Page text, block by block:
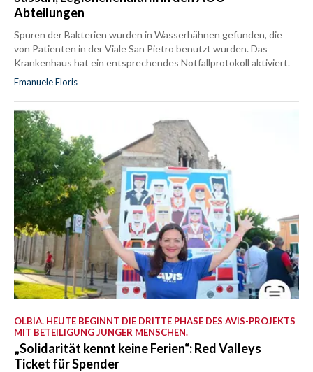
Abteilungen
Spuren der Bakterien wurden in Wasserhähnen gefunden, die
von Patienten in der Viale San Pietro benutzt wurden. Das
Krankenhaus hat ein entsprechendes Notfallprotokoll aktiviert.
Emanuele Floris
OLBIA. HEUTE BEGINNT DIE DRITTE PHASE DES AVIS-PROJEKTS
MIT BETEILIGUNG JUNGER MENSCHEN.
„Solidarität kennt keine Ferien“: Red Valleys
Ticket für Spender